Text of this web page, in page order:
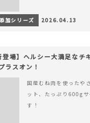
加シリーズ 2026.04.13
登場】ヘルシー大満足なチ
ラスオン！
国産むね肉を使ったや
ット、たっぷり600g
す！